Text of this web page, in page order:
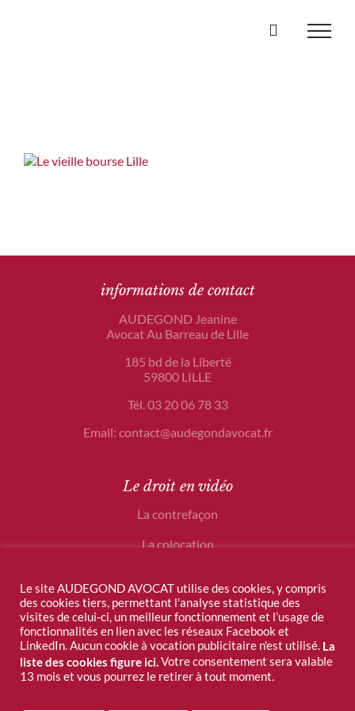
informations de contact
AUDEGOND Jeanine
Avocat Au Barreau de Lille
185 bd de la Liberté
59800 LILLE
Tél. 03 20 06 78 33
Email: contact@audegondavocat.fr
Le droit en vidéo
La contrefaçon
La colocation
Le site AUDEGOND AVOCAT utilise des cookies, y compris
des cookies tiers, permettant l'analyse statistique des
visites de celui-ci, un meilleur fonctionnement et l’usage de
fonctionnalités en lien avec les réseaux Facebook et
LinkedIn. Aucun cookie à vocation publicitaire n'est utilisé. La
liste des cookies figure ici.Votre consentement sera valable
13 mois et vous pourrez le retirer à tout moment.